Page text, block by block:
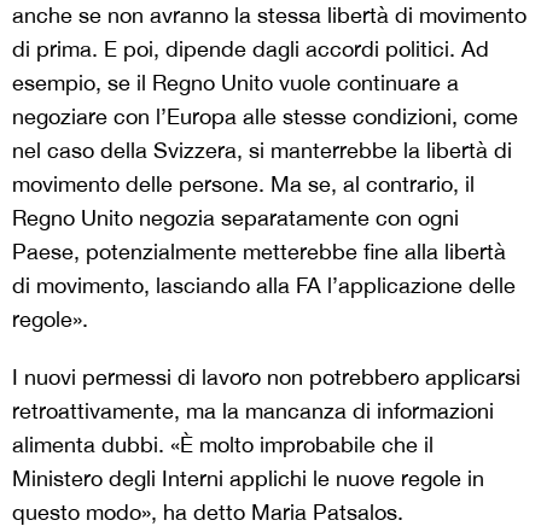
anche se non avranno la stessa libertà di movimento
di prima. E poi, dipende dagli accordi politici. Ad
esempio, se il Regno Unito vuole continuare a
negoziare con l’Europa alle stesse condizioni, come
nel caso della Svizzera, si manterrebbe la libertà di
movimento delle persone. Ma se, al contrario, il
Regno Unito negozia separatamente con ogni
Paese, potenzialmente metterebbe fine alla libertà
di movimento, lasciando alla FA l’applicazione delle
regole».
I nuovi permessi di lavoro non potrebbero applicarsi
retroattivamente, ma la mancanza di informazioni
alimenta dubbi. «È molto improbabile che il
Ministero degli Interni applichi le nuove regole in
questo modo», ha detto Maria Patsalos.